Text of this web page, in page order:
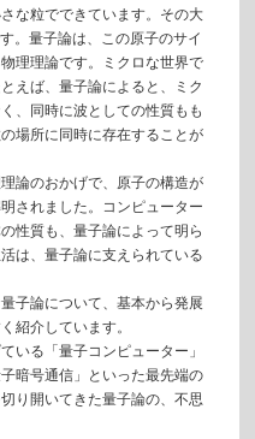
な粒でできています。その大
。量子論は、この原子のサイ
理理論です。ミクロな世界で
えば、量子論によると、ミク
、同時に波としての性質もも
場所に同時に存在することが
論のおかげで、原子の構造が
されました。コンピューター
性質も、量子論によって明ら
は、量子論に支えられている
子論について、基本から発展
紹介しています。
いる「量子コンピューター」
暗号通信」といった最先端の
り開いてきた量子論の、不思